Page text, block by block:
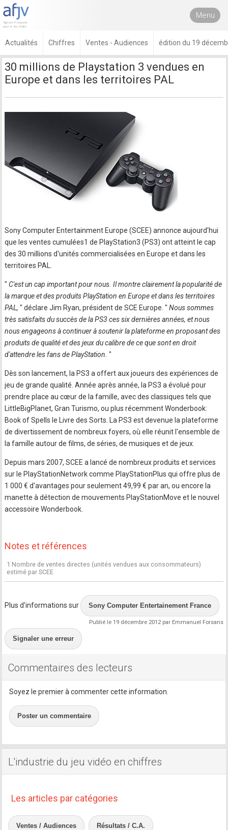
Menu
Actualités Chiffres Ventes - Audiences édition du 19
30 millions de Playstation 3 vendues en
Europe et dans les territoires PAL
Sony Computer Entertainment Europe (SCEE) annonce aujourd'hui
que les ventes cumulées1 de PlayStation3 (PS3) ont atteint le cap
des 30 millions d'unités commercialisées en Europe et dans les
territoires PAL.
" C'est un cap important pour nous. Il montre clairement la popularité de
la marque et des produits PlayStation en Europe et dans les territoires
PAL," déclare Jim Ryan, président de SCE Europe. " Nous sommes
très satisfaits du succès de la PS3 ces six dernières années, et nous
nous engageons à continuer à soutenir la plateforme en proposant des
produits de qualité et des jeux du calibre de ce que sont en droit
d'attendre les fans de PlayStation."
Dès son lancement, la PS3 a offert aux joueurs des expériences de
jeu de grande qualité. Année après année, la PS3 a évolué pour
prendre place au cœur de la famille, avec des classiques tels que
LittleBigPlanet, Gran Turismo, ou plus récemment Wonderbook:
Book of Spells le Livre des Sorts. La PS3 est devenue la plateforme
de divertissement de nombreux foyers, où elle réunit l'ensemble de
la famille autour de films, de séries, de musiques et de jeux.
Depuis mars 2007, SCEE a lancé de nombreux produits et services
sur le PlayStationNetwork comme PlayStationPlus qui offre plus de
1 000 € d'avantages pour seulement 49,99 € par an, ou encore la
manette à détection de mouvements PlayStationMove et le nouvel
accessoire Wonderbook.
Notes et références
1 Nombre de ventes directes (unités vendues aux consommateurs)
estimé par SCEE
Plus d'informations sur Sony Computer Entertainement France
Publié le 19 décembre 2012 par Emmanuel Forsans
Signaler une erreur
Commentaires des lecteurs
Soyez le premier à commenter cette information.
Poster un commentaire
L'industrie du jeu vidéo en chiffres
Les articles par catégories
Ventes / Audiences Résultats / C.A.